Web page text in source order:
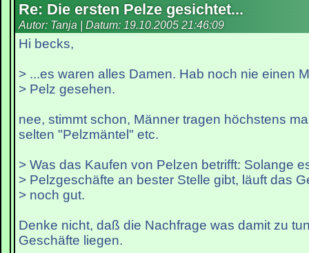
Re: Die ersten Pelze gesichtet...
Autor: Tanja | Datum: 19.10.2005 21:46:09
Hi becks,
> ...es waren alles Damen. Hab noch nie einen
> Pelz gesehen.
nee, stimmt schon, Männer tragen höchstens
selten "Pelzmäntel" etc.
> Was das Kaufen von Pelzen betrifft: Solange
> Pelzgeschäfte an bester Stelle gibt, läuft das
> noch gut.
Denke nicht, daß die Nachfrage was damit zu
Geschäfte liegen.